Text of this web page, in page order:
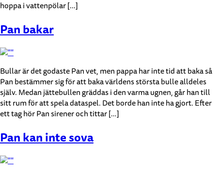
hoppa i vattenpölar […]
Pan bakar
Bullar är det godaste Pan vet, men pappa har inte tid att baka så
Pan bestämmer sig för att baka världens största bulle alldeles
själv. Medan jättebullen gräddas i den varma ugnen, går han till
sitt rum för att spela dataspel. Det borde han inte ha gjort. Efter
ett tag hör Pan sirener och tittar […]
Pan kan inte sova